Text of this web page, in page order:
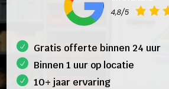
Gratis offerte binnen 24 uur
Binnen 1 uur op locatie
10+ jaar ervaring